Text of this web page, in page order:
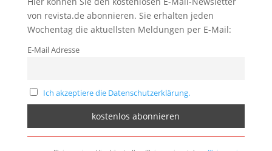
von revista.de abonnieren. Sie erhalten jeden
Wochentag die aktuellsten Meldungen per E-Mail:
E-Mail Adresse
Ich akzeptiere die Datenschutzerklärung.